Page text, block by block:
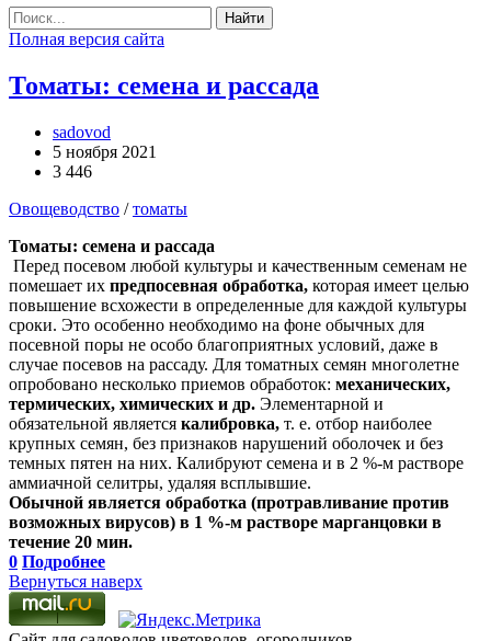
Найти
Полная версия сайта
Томаты: семена и рассада
sadovod
5 ноября 2021
3 446
Овощеводство /томаты
Томаты: семена и рассада
Перед посевом любой культуры и качественным семенам не
помешает их предпосевная обработка, которая имеет целью
повышение всхожести в определенные для каждой культуры
сроки. Это особенно необходимо на фоне обычных для
посевной поры не особо благоприятных условий, даже в
случае посевов на рассаду. Для томатных семян многолетне
опробовано несколько приемов обработок: механических,
термических, химических и др. Элементарной и
обязательной является калибровка, т. е. отбор наиболее
крупных семян, без признаков нарушений оболочек и без
темных пятен на них. Калибруют семена и в 2 %-м растворе
аммиачной селитры, удаляя всплывшие.
Обычной является обработка (протравливание против
возможных вирусов) в 1 %-м растворе марганцовки в
течение 20 мин.
0 Подробнее
Вернуться наверх